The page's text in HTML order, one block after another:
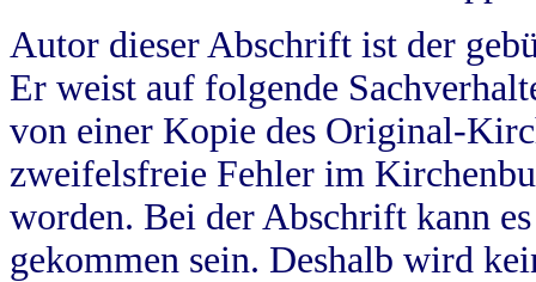
Autor dieser Abschrift ist der
Er weist auf folgende
von einer Kopie des Original-
zweifelsfreie Fehler im
worden. Bei der Abschrift kann
gekommen sein. Deshalb wird